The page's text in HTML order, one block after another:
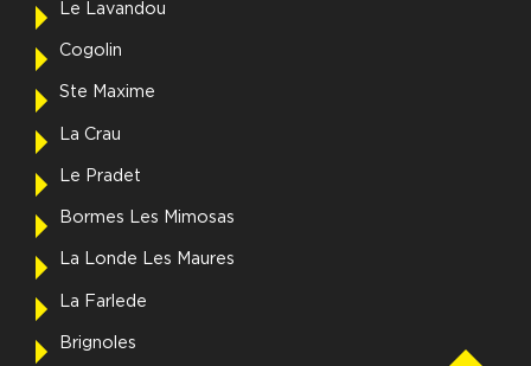
Le Lavandou
Cogolin
Ste Maxime
La Crau
Le Pradet
Bormes Les Mimosas
La Londe Les Maures
La Farlede
Brignoles